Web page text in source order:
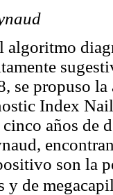
algoritmo
se propuso
Index
años de
son la
y de